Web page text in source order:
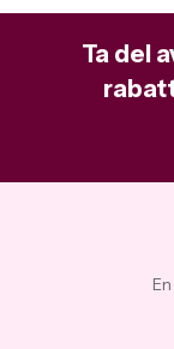
Ta del